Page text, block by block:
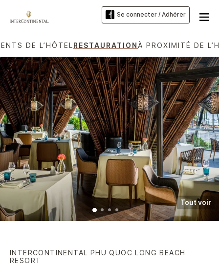
Se connecter / Adhérer
DE L’HÔTEL RESTAURATIONÀ PROXIMITÉ DE
Tout voir
INTERCONTINENTAL PHU QUOC LONG BEACH
RESORT